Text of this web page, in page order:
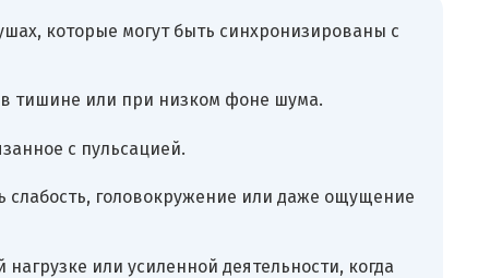
которые могут быть синхронизированы с
в тишине или при низком фоне шума.
с пульсацией.
головокружение или даже ощущение
или усиленной деятельности, когда